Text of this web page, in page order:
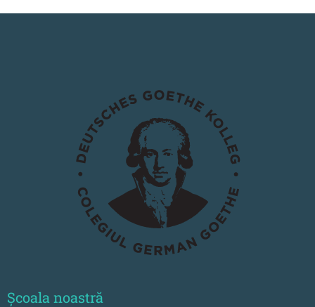
Școala noastră